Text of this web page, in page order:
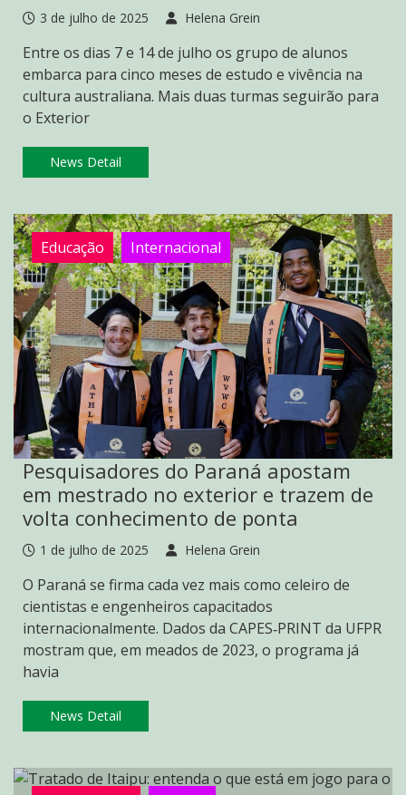
3 de julho de 2025 Helena Grein
Entre os dias 7 e 14 de julho os grupo de alunos
embarca para cinco meses de estudo e vivência na
cultura australiana. Mais duas turmas seguirão para
o Exterior
News Detail
Educação Internacional
Pesquisadores do Paraná apostam
em mestrado no exterior e trazem de
volta conhecimento de ponta
1 de julho de 2025 Helena Grein
O Paraná se firma cada vez mais como celeiro de
cientistas e engenheiros capacitados
internacionalmente. Dados da CAPES‑PRINT da UFPR
mostram que, em meados de 2023, o programa já
havia
News Detail